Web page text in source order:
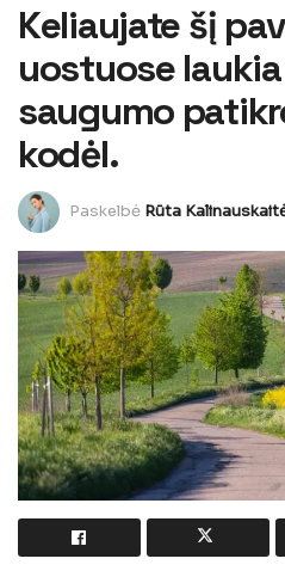
Keliaujate šį
uostuose
saugumo
kodėl.
Paskelbė Rūta